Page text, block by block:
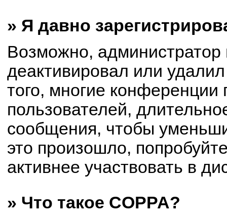
» Я давно
Возможно, администратор
деактивировал или
того, многие конференции
пользователей,
сообщения, чтобы
это произошло,
активнее участвовать в
» Что такое COPPA?